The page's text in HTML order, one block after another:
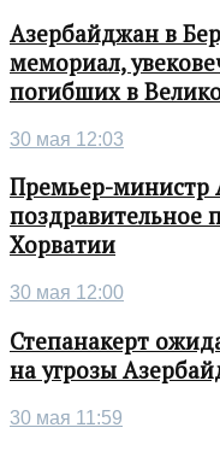
Азербайджан в
мемориал,
погибших в
30 мая 12:03
Премьер-министр
поздравительное
Хорватии
30 мая 12:00
Степанакерт
на угрозы
30 мая 11:59